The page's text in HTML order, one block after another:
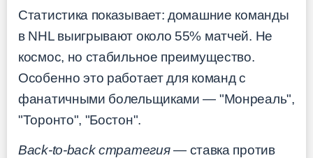
Статистика показывает: домашние команды
в NHL выигрывают около 55% матчей. Не
космос, но стабильное преимущество.
Особенно это работает для команд с
фанатичными болельщиками — "Монреаль",
"Торонто", "Бостон".
Back-to-back стратегия— ставка против